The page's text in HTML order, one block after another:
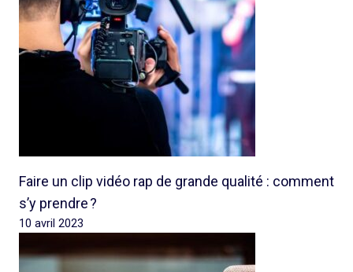
Faire un clip vidéo rap de grande qualité : comment
s’y prendre ?
10 avril 2023